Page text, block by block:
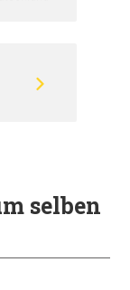
selben